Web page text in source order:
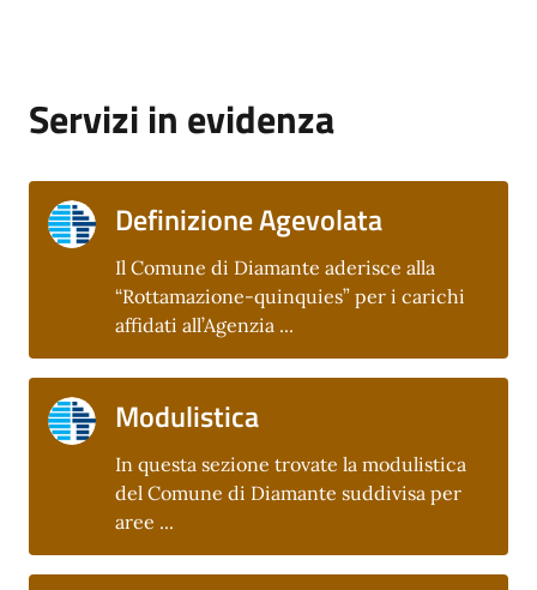
Servizi in evidenza
Definizione Agevolata
Il Comune di Diamante aderisce alla
“Rottamazione-quinquies” per i carichi
affidati all’Agenzia ...
Modulistica
In questa sezione trovate la modulistica
del Comune di Diamante suddivisa per
aree ...